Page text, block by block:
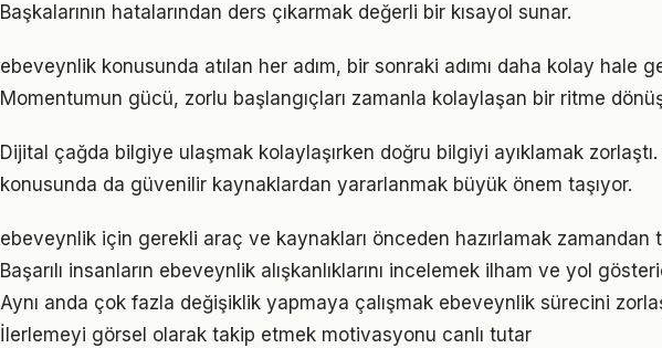
Başkalarının hatalarından ders çıkarmak değerli bir kısayol sunar.
ebeveynlik konusunda atılan her adım, bir sonraki adımı daha kolay hale
Momentumun gücü, zorlu başlangıçları zamanla kolaylaşan bir ritme
Dijital çağda bilgiye ulaşmak kolaylaşırken doğru bilgiyi ayıklamak
konusunda da güvenilir kaynaklardan yararlanmak büyük önem taşıyor.
ebeveynlik için gerekli araç ve kaynakları önceden hazırlamak zamandan
Başarılı insanların ebeveynlik alışkanlıklarını incelemek ilham ve yol
Aynı anda çok fazla değişiklik yapmaya çalışmak ebeveynlik sürecini
İlerlemeyi görsel olarak takip etmek motivasyonu canlı tutar